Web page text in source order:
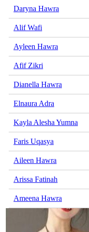
Daryna Hawra
Alif Wafi
Ayleen Hawra
Afif Zikri
Dianella Hawra
Elnaura Adra
Kayla Alesha Yumna
Faris Uqasya
Aileen Hawra
Arissa Fatinah
Ameena Hawra